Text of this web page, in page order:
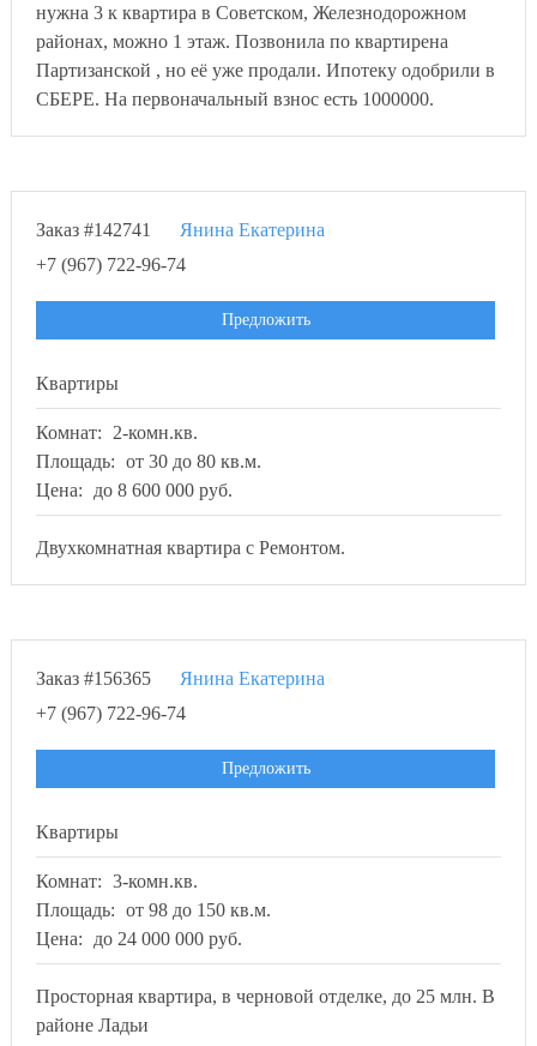
нужна 3 к квартира в Советском, Железнодорожном
районах, можно 1 этаж. Позвонила по квартирена
Партизанской , но её уже продали. Ипотеку одобрили в
СБЕРЕ. На первоначальный взнос есть 1000000.
Заказ #142741
Янина Екатерина
+7 (967) 722-96-74
Предложить
Квартиры
Комнат:
2-комн.кв.
Площадь: от 30 до 80 кв.м.
Цена:
до 8 600 000 руб.
Двухкомнатная квартира с Ремонтом.
Заказ #156365
Янина Екатерина
+7 (967) 722-96-74
Предложить
Квартиры
Комнат: 3-комн.кв.
Площадь: от 98 до 150 кв.м.
Цена:
до 24 000 000 руб.
Просторная квартира, в черновой отделке, до 25 млн. В
районе Ладьи